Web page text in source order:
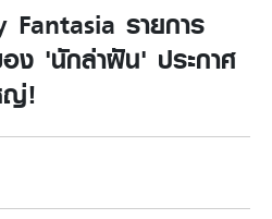
Packages
stores
Fantasia รายการ
ง 'นักล่าฝัน' ประกาศ
ญ่!